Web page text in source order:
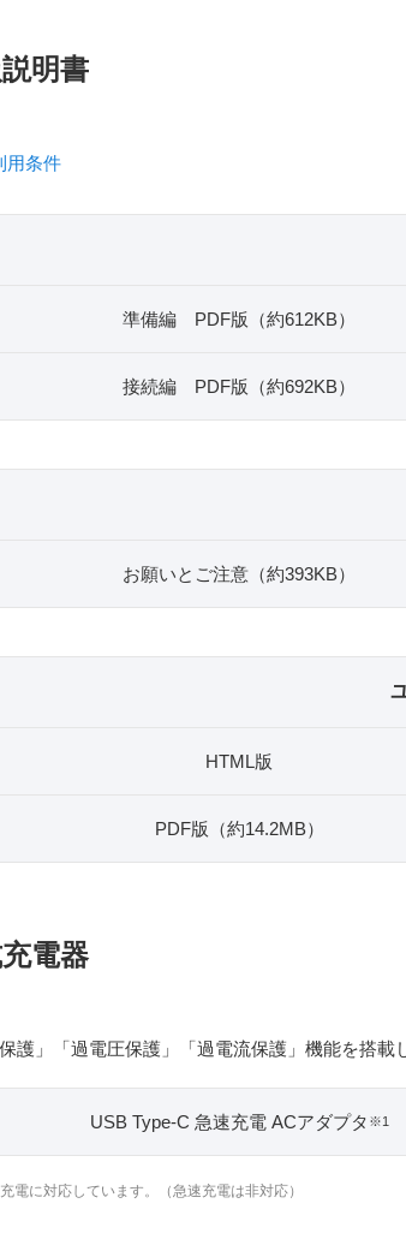
明書
用条件
準備編 PDF版（約612KB）
接続編 PDF版（約692KB）
お願いとご注意（約393KB）
HTML版
PDF版（約14.2MB）
電器
保護」「過電圧保護」「過電流保護」機能を搭載
USB Type-C 急速充電 ACアダプタ ※1
電に対応しています。（急速充電は非対応）